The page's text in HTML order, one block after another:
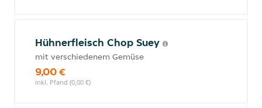
Hühnerfleisch Chop Suey
mit verschiedenem Gemüse
9,00 €
inkl. Pfand (0,00 €)